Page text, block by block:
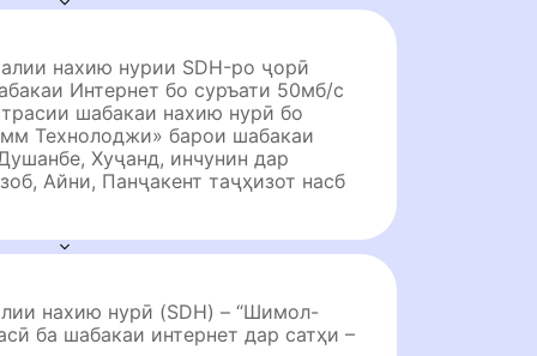
нахию нурии SDH-ро ҷорӣ
Интернет бо суръати 50мб/с
шабакаи нахию нурӣ бо
Технолоджи» барои шабакаи
Хуҷанд, инчунин дар
Айни, Панҷакент таҷҳизот насб
нахию нурӣ (SDH) – “Шимол-
ба шабакаи интернет дар сатҳи –